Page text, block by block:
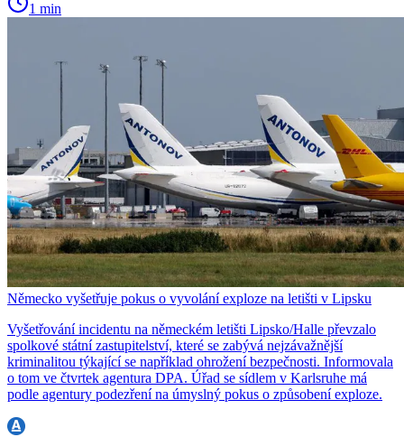
1 min
Německo vyšetřuje pokus o vyvolání exploze na letišti v Lipsku
Vyšetřování incidentu na německém letišti Lipsko/Halle převzalo
spolkové státní zastupitelství, které se zabývá nejzávažnější
kriminalitou týkající se například ohrožení bezpečnosti. Informovala
o tom ve čtvrtek agentura DPA. Úřad se sídlem v Karlsruhe má
podle agentury podezření na úmyslný pokus o způsobení exploze.